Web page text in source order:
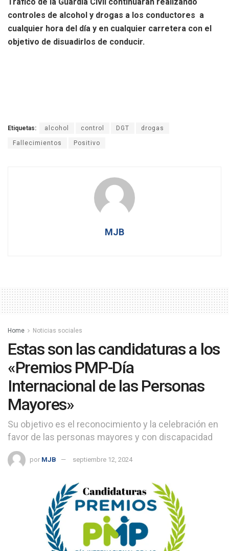
controles de alcohol y drogas a los conductores a
cualquier hora del día y en cualquier carretera con el
objetivo de disuadirlos de conducir.
Etiquetas: alcohol control DGT drogas
Fallecimientos Positivo
MJB
Home Noticias sociales
Estas son las candidaturas a los
«Premios PMP-Día
Internacional de las Personas
Mayores»
Su objetivo es el reconocimiento y la celebración en
favor de las personas mayores y con discapacidad
por MJB septiembre 12, 2024